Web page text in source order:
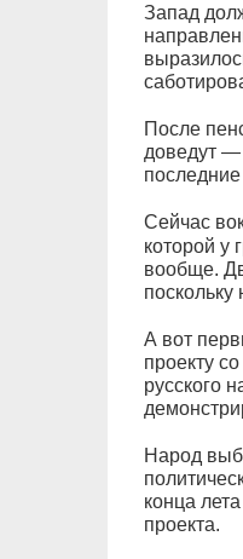
Запад
После
доведут —
Сейчас
которой у
вообще.
поскольку
А вот
проекту
русского
Народ
конца
проекта.